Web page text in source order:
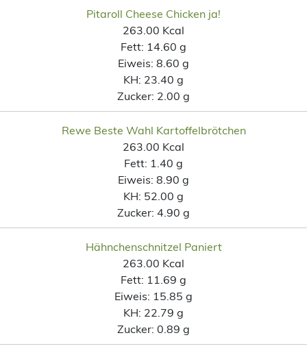
Pitaroll Cheese Chicken ja!
263.00 Kcal
Fett: 14.60 g
Eiweis: 8.60 g
KH: 23.40 g
Zucker: 2.00 g
Rewe Beste Wahl Kartoffelbrötchen
263.00 Kcal
Fett: 1.40 g
Eiweis: 8.90 g
KH: 52.00 g
Zucker: 4.90 g
Hähnchenschnitzel Paniert
263.00 Kcal
Fett: 11.69 g
Eiweis: 15.85 g
KH: 22.79 g
Zucker: 0.89 g